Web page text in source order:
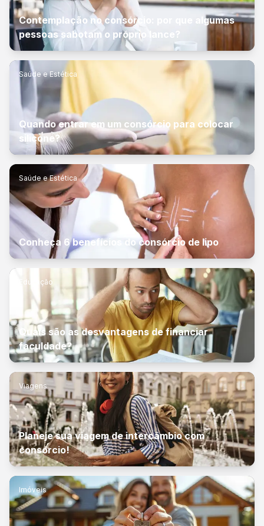
Contemplação no consórcio: por que algumas
pessoas sabotam o próprio lance?
Saúde e Estética
Quando entrar em um consórcio para colocar
silicone?
Saúde e Estética
Conheça 6 benefícios do consórcio de lipo
Educação
Quais são as desvantagens de financiar
faculdade?
Viagens
Planeje sua viagem de intercâmbio com
consórcio!
Imóveis